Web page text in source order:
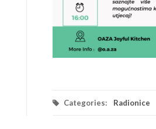
Categories: Radionice